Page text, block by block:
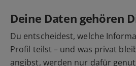
Deine Daten gehören
Du entscheidest, welche
Profil teilst – und was privat
angibst, werden nur dafür